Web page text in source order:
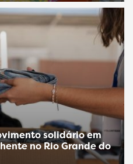
solidário em
no Rio Grande do